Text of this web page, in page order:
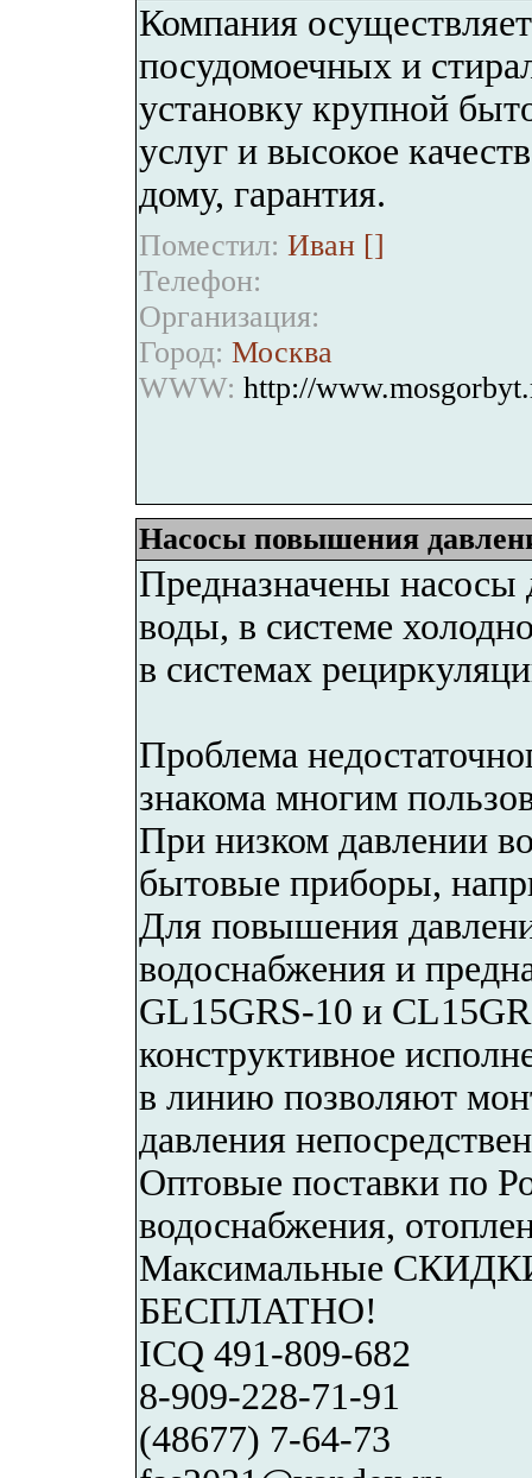
Компания
посудомоечных и
установку крупной
услуг и высокое
дому, гарантия.
Поместил: Иван []
Телефон:
Организация:
Город: Москва
WWW: http://
Насосы повышения
Предназначены
воды, в системе
в системах
Проблема
знакома многим
При низком давлении
бытовые приборы,
Для повышения
водоснабжения и
GL15GRS-10 и
конструктивное
в линию позволяют
давления
Оптовые поставки по
водоснабжения,
Максимальные
БЕСПЛАТНО!
ICQ 491-809-682
8-909-228-71-91
(48677) 7-64-73